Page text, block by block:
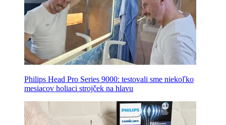
Philips Head Pro Series 9000: testovali sme niekoľko
mesiacov holiaci strojček na hlavu